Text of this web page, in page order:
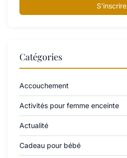
S'inscrire
Catégories
Accouchement
Activités pour femme enceinte
Actualité
Cadeau pour bébé